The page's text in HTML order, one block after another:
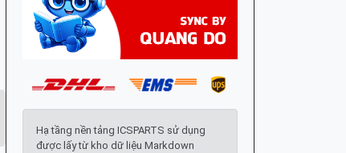
Hạ tầng nền tảng ICSPARTS sử dụng
được lấy từ kho dữ liệu Markdown